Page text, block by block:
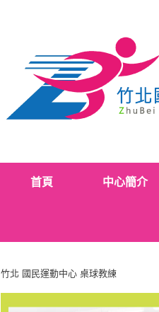
首頁 中心簡介
竹北 國民運動中心 桌球教練